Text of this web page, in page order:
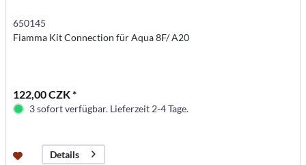
650145
Fiamma Kit Connection für Aqua 8F/ A20
122,00 CZK *
3 sofort verfügbar. Lieferzeit 2-4 Tage.
Details